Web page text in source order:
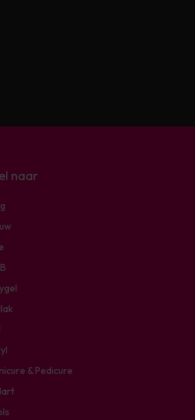
naar
& Pedicure